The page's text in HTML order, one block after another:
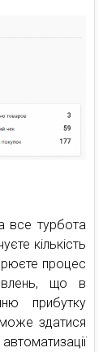
все турбота
кількість
процес
що в
прибутку
здатися